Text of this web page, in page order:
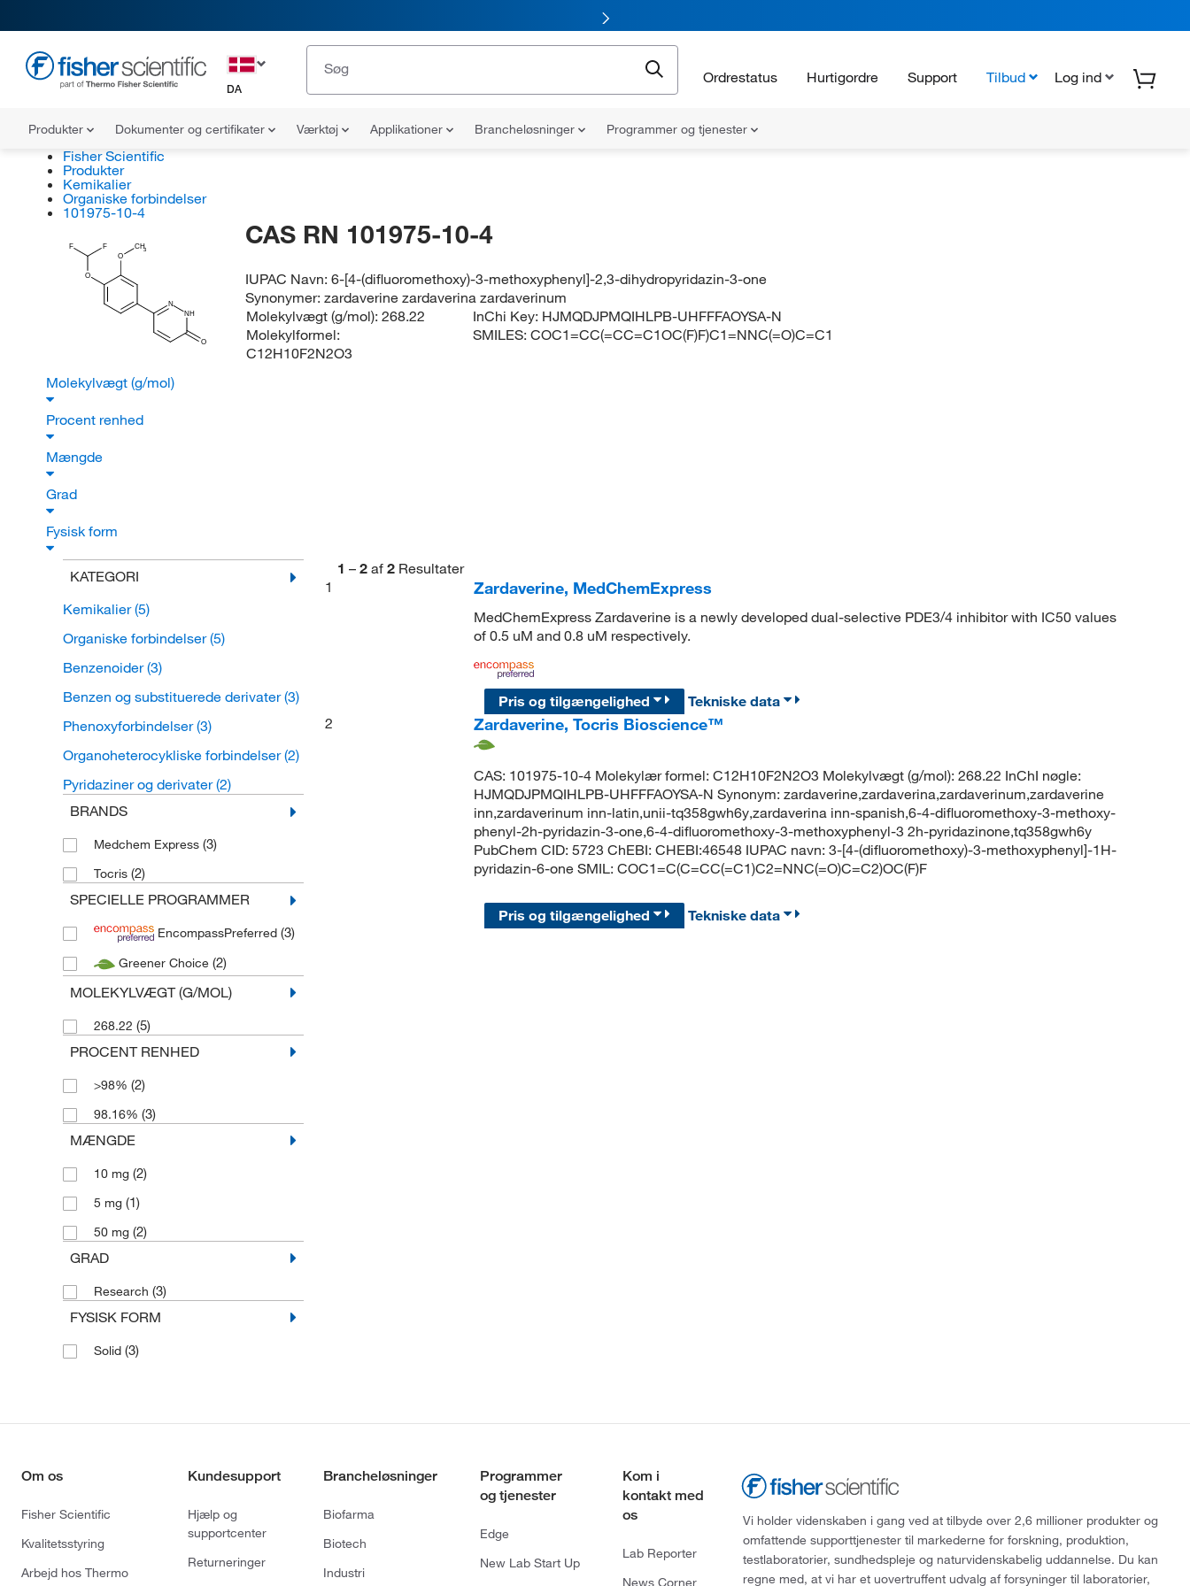
DA
Ordrestatus Hurtigordre Support Tilbud Log ind
Produkter Dokumenter og certifikater Værktøj Applikationer Brancheløsninger Programmer og tjenester
Fisher Scientific
Produkter
Kemikalier
Organiske forbindelser
101975-10-4
CH3
O
O
F F
N
NH
O
CAS RN 101975-10-4
IUPAC Navn:6-[4-(difluoromethoxy)-3-methoxyphenyl]-2,3-dihydropyridazin-3-one
Synonymer:zardaverine zardaverina zardaverinum
Molekylvægt (g/mol): 268.22
Molekylformel:
C12H10F2N2O3
InChi Key: HJMQDJPMQIHLPB-UHFFFAOYSA-N
SMILES:COC1=CC(=CC=C1OC(F)F)C1=NNC(=O)C=C1
Molekylvægt (g/mol)
Procent renhed
Mængde
Grad
Fysisk form
KATEGORI
Kemikalier(5)
Organiske forbindelser(5)
Benzenoider(3)
Benzen og substituerede derivater(3)
Phenoxyforbindelser(3)
Organoheterocykliske forbindelser(2)
Pyridaziner og derivater(2)
BRANDS
Medchem Express (3)
Tocris (2)
SPECIELLE PROGRAMMER
EncompassPreferred (3)
Greener Choice (2)
MOLEKYLVÆGT (G/MOL)
268.22 (5)
PROCENT RENHED
>98% (2)
98.16% (3)
MÆNGDE
10 mg (2)
5 mg (1)
50 mg (2)
GRAD
Research (3)
FYSISK FORM
Solid (3)
1 – 2 af 2 Resultater
1
Zardaverine, MedChemExpress
MedChemExpress Zardaverine is a newly developed dual-selective PDE3/4 inhibitor with IC50 values
of 0.5 uM and 0.8 uM respectively.
Pris og tilgængelighed
Tekniske data
2
Zardaverine, Tocris Bioscience™
CAS: 101975-10-4 Molekylær formel: C12H10F2N2O3 Molekylvægt (g/mol): 268.22 InChI nøgle:
HJMQDJPMQIHLPB-UHFFFAOYSA-N Synonym: zardaverine,zardaverina,zardaverinum,zardaverine
inn,zardaverinum inn-latin,unii-tq358gwh6y,zardaverina inn-spanish,6-4-difluoromethoxy-3-methoxy-
phenyl-2h-pyridazin-3-one,6-4-difluoromethoxy-3-methoxyphenyl-3 2h-pyridazinone,tq358gwh6y
PubChem CID: 5723 ChEBI: CHEBI:46548 IUPAC navn: 3-[4-(difluoromethoxy)-3-methoxyphenyl]-1H-
pyridazin-6-one SMIL: COC1=C(C=CC(=C1)C2=NNC(=O)C=C2)OC(F)F
Pris og tilgængelighed Tekniske data
Om os
Fisher Scientific
Kvalitetsstyring
Arbejd hos Thermo
Kundesupport
Hjælp og
supportcenter
Returneringer
Brancheløsninger
Biofarma
Biotech
Industri
Programmer
og tjenester
Edge
New Lab Start Up
Kom i
kontakt med
os
Lab Reporter
News Corner
Vi holder videnskaben i gang ved at tilbyde over 2,6 millioner produkter og
omfattende supporttjenester til markederne for forskning, produktion,
testlaboratorier, sundhedspleje og naturvidenskabelig uddannelse. Du kan
regne med, at vi har et uovertruffent udvalg af forsyninger til laboratorier,